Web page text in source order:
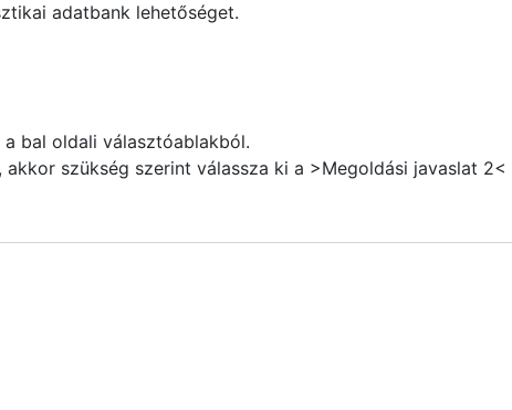
adatbank lehetőséget.
bal oldali választóablakból.
szükség szerint válassza ki a >Megoldási javaslat 2<